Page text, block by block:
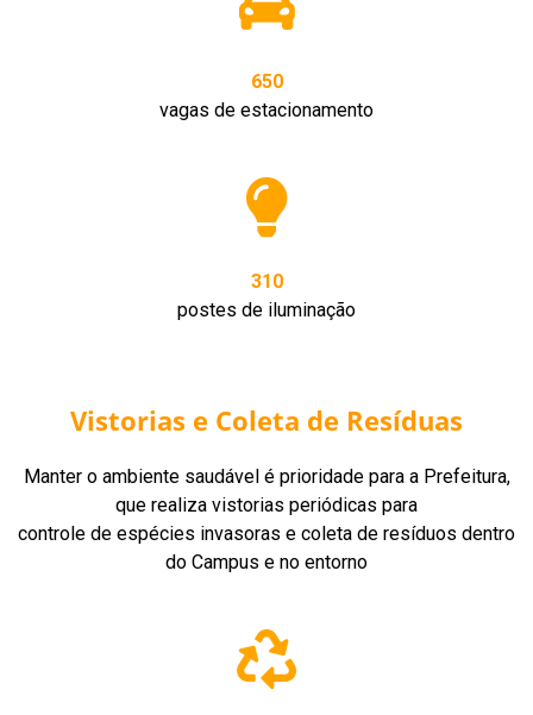
650
vagas de estacionamento
310
postes de iluminação
Vistorias e Coleta de Resíduas
Manter o ambiente saudável é prioridade para a Prefeitura,
que realiza vistorias periódicas para
controle de espécies invasoras e coleta de resíduos dentro
do Campus e no entorno